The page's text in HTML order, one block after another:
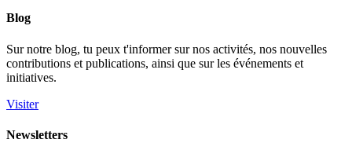
Blog
Sur notre blog, tu peux t'informer sur nos activités, nos nouvelles
contributions et publications, ainsi que sur les événements et
initiatives.
Visiter
Newsletters